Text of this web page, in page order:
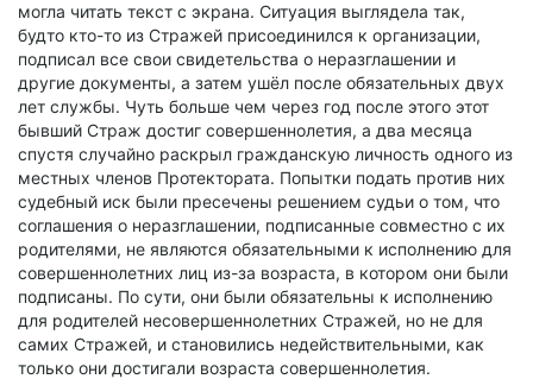
могла читать текст с экрана. Ситуация выглядела так,
будто кто-то из Стражей присоединился к организации,
подписал все свои свидетельства о неразглашении и
другие документы, а затем ушёл после обязательных двух
лет службы. Чуть больше чем через год после этого этот
бывший Страж достиг совершеннолетия, а два месяца
спустя случайно раскрыл гражданскую личность одного из
местных членов Протектората. Попытки подать против них
судебный иск были пресечены решением судьи о том, что
соглашения о неразглашении, подписанные совместно с их
родителями, не являются обязательными к исполнению для
совершеннолетних лиц из-за возраста, в котором они были
подписаны. По сути, они были обязательны к исполнению
для родителей несовершеннолетних Стражей, но не для
самих Стражей, и становились недействительными, как
только они достигали возраста совершеннолетия.